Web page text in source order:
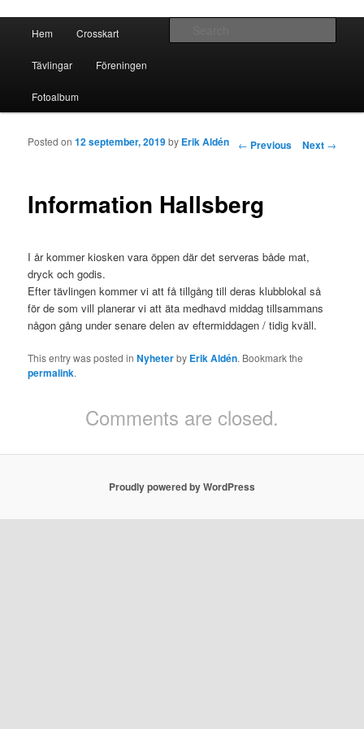
Crosskart Original
Skip to primary content
Skip to secondary content
Hem Crosskart
Tävlingar Föreningen
Fotoalbum
Post navigation
← Previous Next →
Information Hallsberg
Posted on12 september, 2019by Erik Aldén
I år kommer kiosken vara öppen där det serveras både mat,
dryck och godis.
Efter tävlingen kommer vi att få tillgång till deras klubblokal så
för de som vill planerar vi att äta medhavd middag tillsammans
någon gång under senare delen av eftermiddagen / tidig kväll.
This entry was posted inNyheterby Erik Aldén. Bookmark the
permalink.
Comments are closed.
Proudly powered by WordPress